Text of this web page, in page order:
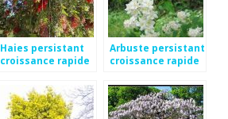
Haies persistant
croissance rapide
Arbuste persistant
croissance rapide